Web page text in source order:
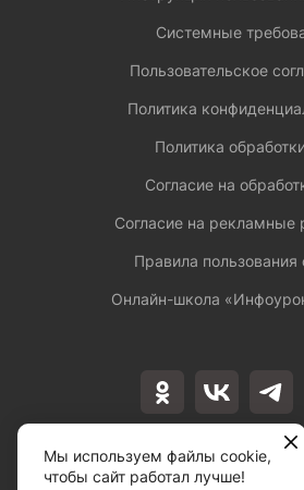
Лицензия на
образовательной
Системные
Пользовательское
Политика
Политика
Согласие на
Согласие на рекламные
Правила пользования
Онлайн-школа
Мы используем файлы cookie,
чтобы сайт работал лучше!